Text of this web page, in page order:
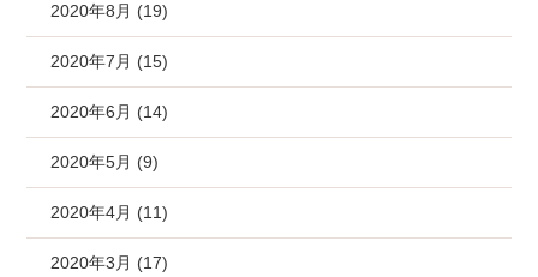
2020年8月 (19)
2020年7月 (15)
2020年6月 (14)
2020年5月 (9)
2020年4月 (11)
2020年3月 (17)